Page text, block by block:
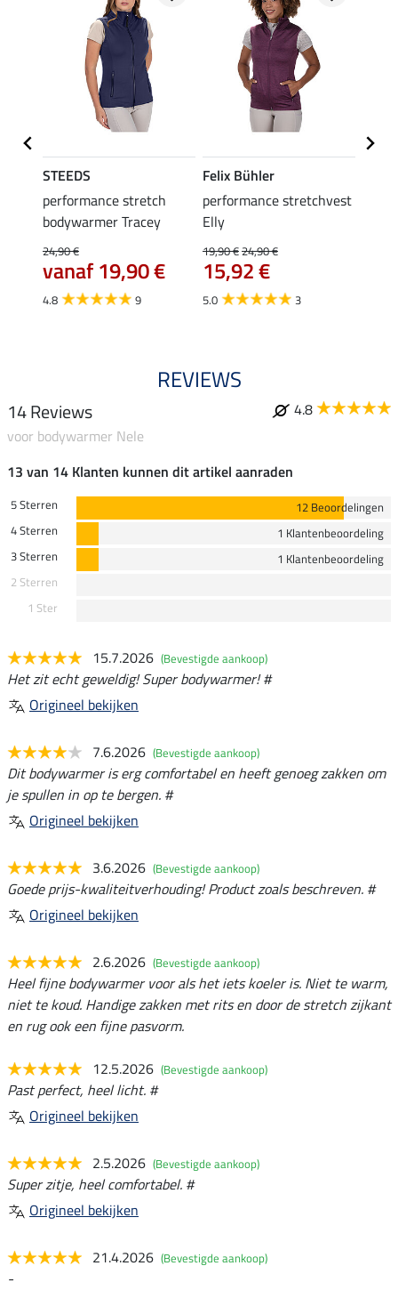
STEEDS
performance stretch
bodywarmer Tracey
24,90 €
vanaf 19,90 €
4.8 9
Felix Bühler
performance stretchvest
Elly
19,90 €24,90 €
15,92 €
5.0 3
REVIEWS
14 Reviews
4.8
voor bodywarmer Nele
13 van 14 Klanten kunnen dit artikel aanraden
5 Sterren
12 Beoordelingen
4 Sterren
1 Klantenbeoordeling
3 Sterren
1 Klantenbeoordeling
2 Sterren
1 Ster
15.7.2026 (Bevestigde aankoop)
Het zit echt geweldig! Super bodywarmer! #
Origineel bekijken
7.6.2026 (Bevestigde aankoop)
Dit bodywarmer is erg comfortabel en heeft genoeg zakken om
je spullen in op te bergen. #
Origineel bekijken
3.6.2026 (Bevestigde aankoop)
Goede prijs-kwaliteitverhouding! Product zoals beschreven. #
Origineel bekijken
2.6.2026 (Bevestigde aankoop)
Heel fijne bodywarmer voor als het iets koeler is. Niet te warm,
niet te koud. Handige zakken met rits en door de stretch zijkant
en rug ook een fijne pasvorm.
12.5.2026 (Bevestigde aankoop)
Past perfect, heel licht. #
Origineel bekijken
2.5.2026 (Bevestigde aankoop)
Super zitje, heel comfortabel. #
Origineel bekijken
21.4.2026 (Bevestigde aankoop)
-